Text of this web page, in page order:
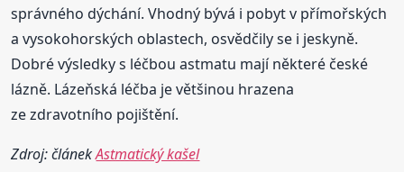
správného dýchání. Vhodný bývá i pobyt v přímořských
a vysokohorských oblastech, osvědčily se i jeskyně.
Dobré výsledky s léčbou astmatu mají některé české
lázně. Lázeňská léčba je většinou hrazena
ze zdravotního pojištění.
Zdroj: článekAstmatický kašel